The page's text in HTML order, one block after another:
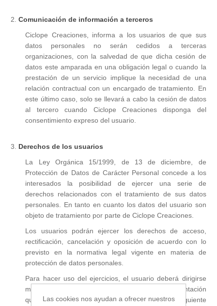
2.Comunicación de información a terceros
Ciclope Creaciones, informa a los usuarios de que sus
datos personales no serán cedidos a terceras
organizaciones, con la salvedad de que dicha cesión de
datos este amparada en una obligación legal o cuando la
prestación de un servicio implique la necesidad de una
relación contractual con un encargado de tratamiento. En
este último caso, solo se llevará a cabo la cesión de datos
al tercero cuando Ciclope Creaciones disponga del
consentimiento expreso del usuario.
3. Derechos de los usuarios
La Ley Orgánica 15/1999, de 13 de diciembre, de
Protección de Datos de Carácter Personal concede a los
interesados la posibilidad de ejercer una serie de
derechos relacionados con el tratamiento de sus datos
personales. En tanto en cuanto los datos del usuario son
objeto de tratamiento por parte de Ciclope Creaciones.
Los usuarios podrán ejercer los derechos de acceso,
rectificación, cancelación y oposición de acuerdo con lo
previsto en la normativa legal vigente en materia de
protección de datos personales.
Para hacer uso del ejercicios, el usuario deberá dirigirse
mediante comunicación escrita, aportando documentación
que acredite su identidad (DNI o pasaporte), a la siguiente
Las cookies nos ayudan a ofrecer nuestros